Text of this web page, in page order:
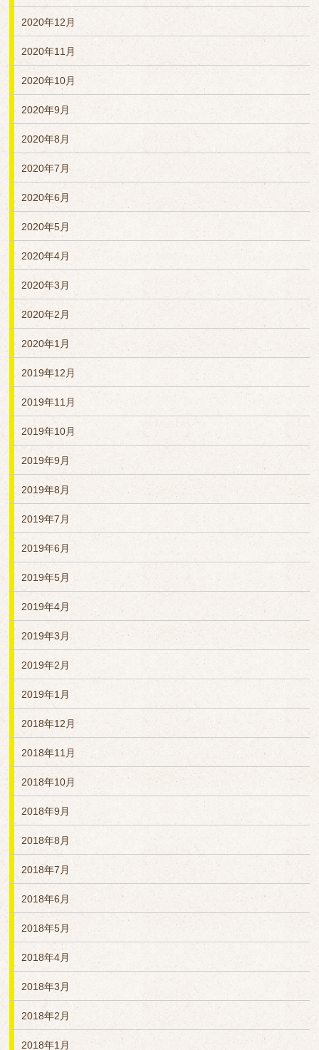
2020年12月
2020年11月
2020年10月
2020年9月
2020年8月
2020年7月
2020年6月
2020年5月
2020年4月
2020年3月
2020年2月
2020年1月
2019年12月
2019年11月
2019年10月
2019年9月
2019年8月
2019年7月
2019年6月
2019年5月
2019年4月
2019年3月
2019年2月
2019年1月
2018年12月
2018年11月
2018年10月
2018年9月
2018年8月
2018年7月
2018年6月
2018年5月
2018年4月
2018年3月
2018年2月
2018年1月